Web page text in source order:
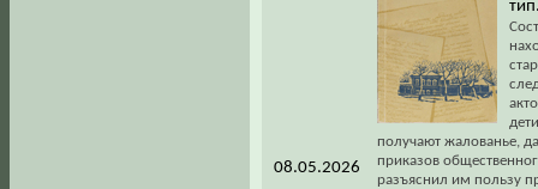
08.05.2026
получают жалованье,
приказов
разъяснил им пользу